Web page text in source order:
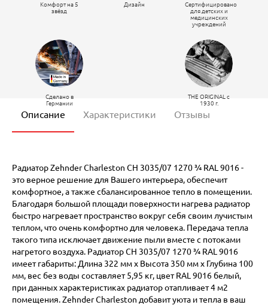
Комфорт на 5
звёзд
Дизайн
Сертифицировано
для детских и
медицинских
учреждений
Сделано в
Германии
THE ORIGINAL c
1930 г.
Описание Характеристики Отзывы
Радиатор Zehnder Charleston CH 3035/07 1270 ¾ RAL 9016 -
это верное решение для Вашего интерьера, обеспечит
комфортное, а также сбалансированное тепло в помещении.
Благодаря большой площади поверхности нагрева радиатор
быстро нагревает пространство вокруг себя своим лучистым
теплом, что очень комфортно для человека. Передача тепла
такого типа исключает движение пыли вместе с потоками
нагретого воздуха. Радиатор CH 3035/07 1270 ¾ RAL 9016
имеет габариты: Длина 322 мм х Высота 350 мм х Глубина 100
мм, вес без воды составляет 5,95 кг, цвет RAL 9016 белый,
при данных характеристиках радиатор отапливает 4 м2
помещения. Zehnder Charleston добавит уюта и тепла в ваш